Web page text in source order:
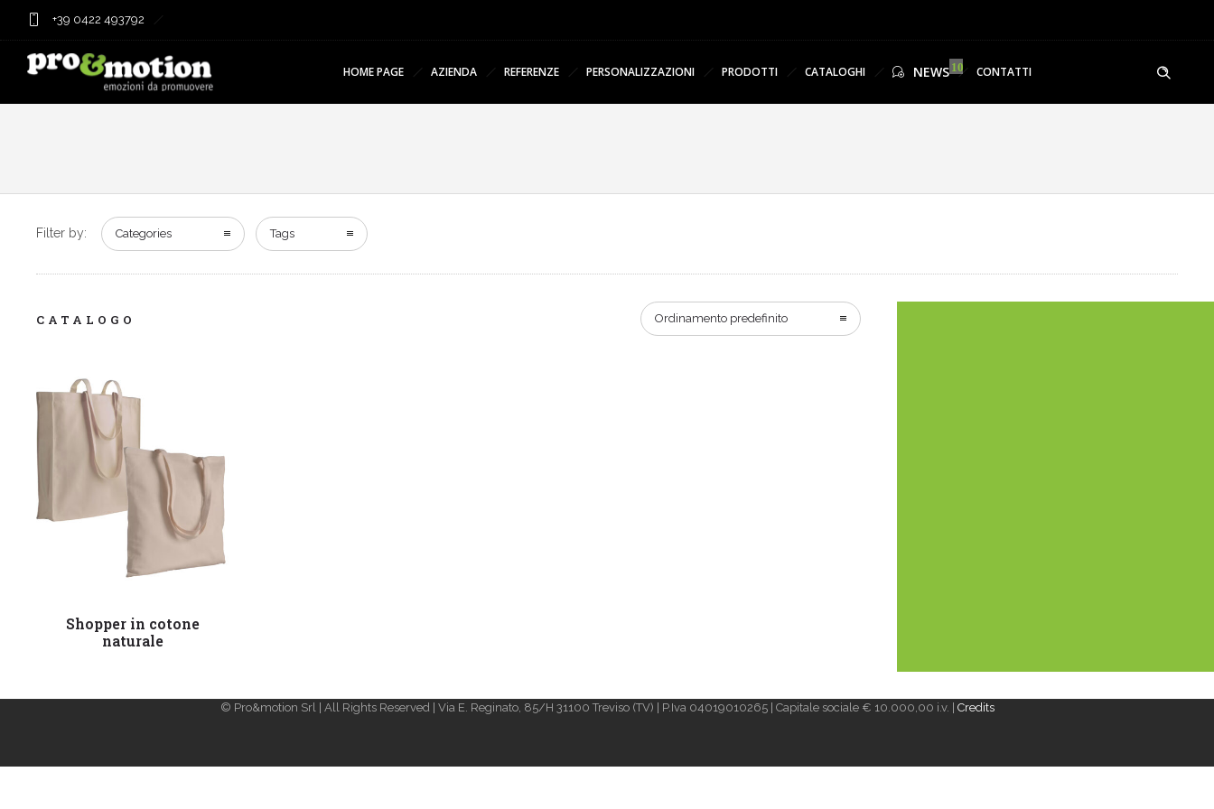
+39 0422 493792
HOME PAGE AZIENDA REFERENZE PERSONALIZZAZIONI PRODOTTI CATALOGHI NEWS CONTATTI
Filter by: Categories Tags
CATALOGO Ordinamento predefinito
Leggi tutto
Shopper in cotone
naturale
© Pro&motion Srl | All Rights Reserved | Via E. Reginato, 85/H 31100 Treviso (TV) | P.Iva 04019010265 | Capitale sociale € 10.000,00 i.v. | Credits